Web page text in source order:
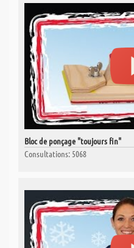
Bloc de ponçage "toujours fin"
Consultations: 5068